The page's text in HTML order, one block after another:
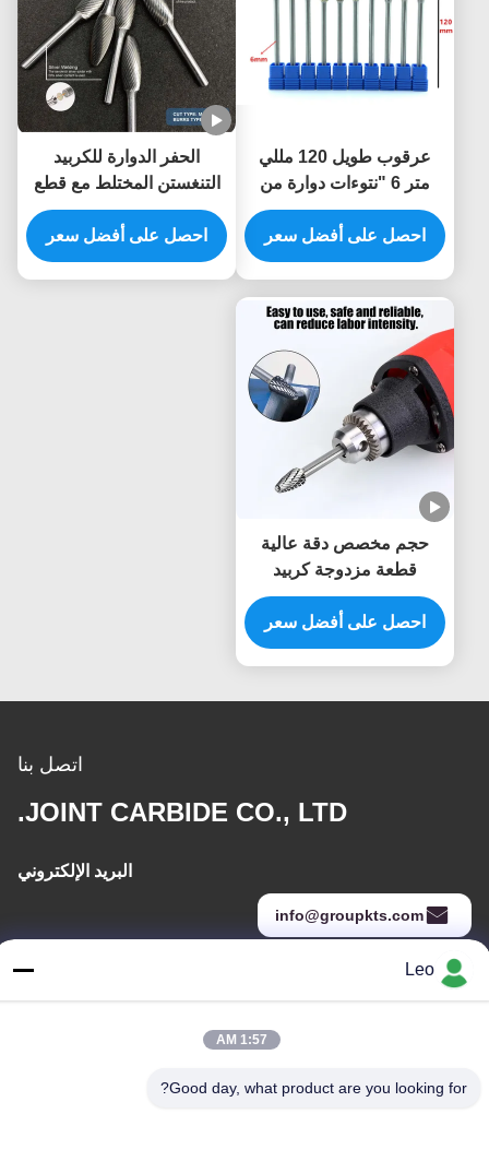
عرقوب طويل 120 مللي
متر 6 "نتوءات دوارة من
كربيد التنجستن قطع
مزدوجة لقمة طحن القالب
لمعالجة المعادن في الفتحة
احصل على أفضل سعر
الحفر الدوارة للكربيد
التنغستن المختلط مع قطع
مزدوج لقطع طاحونة الصفر
و 1/4 "المنحدرات المعدنية
البوليستين
احصل على أفضل سعر
حجم مخصص دقة عالية
قطعة مزدوجة كربيد
التونغستين الصفيحة الدوارة
6mm شنك الموت طاحونة
الحفر Burr قطع
احصل على أفضل سعر
اتصل بنا
JOINT CARBIDE CO., LTD.
البريد الإلكتروني
info@groupkts.com
عنواننا
، تشنغدو ، سيتشوان ، الصين
Leo
1:57 AM
Good day, what product are you looking for?